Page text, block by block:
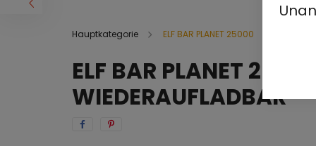
Hauptkategorie ELF BAR PLANET 25000
ELF BAR PLANET
WIEDERAUFLADBAR